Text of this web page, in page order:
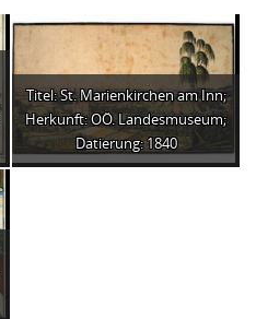
Titel: St. Marienkirchen am Inn;
Herkunft: OÖ. Landesmuseum;
Datierung: 1840